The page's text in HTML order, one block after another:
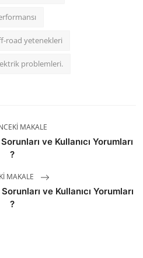
road yetenekleri
problemleri.
MAKALE
ve Kullanıcı Yorumları
?
MAKALE
ve Kullanıcı Yorumları
?